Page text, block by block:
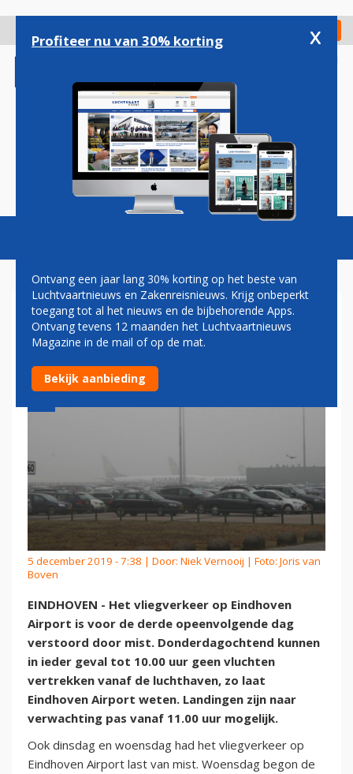
gaan
Check in
Magazine Podcasts Vacatures
VLIEGVERKEER EINDHOVEN
HEEFT WEER LAST VAN MIST
5 december 2019 - 7:38 | Door: Niek Vernooij | Foto: Joris van
Boven
EINDHOVEN - Het vliegverkeer op Eindhoven
Airport is voor de derde opeenvolgende dag
verstoord door mist. Donderdagochtend kunnen
in ieder geval tot 10.00 uur geen vluchten
vertrekken vanaf de luchthaven, zo laat
Eindhoven Airport weten. Landingen zijn naar
verwachting pas vanaf 11.00 uur mogelijk.
Ook dinsdag en woensdag had het vliegverkeer op
Eindhoven Airport last van mist. Woensdag begon de
Profiteer nu van 30% korting x
Ontvang een jaar lang 30% korting op het beste van
Luchtvaartnieuws en Zakenreisnieuws. Krijg onbeperkt
toegang tot al het nieuws en de bijbehorende Apps.
Ontvang tevens 12 maanden het Luchtvaartnieuws
Magazine in de mail of op de mat.
Bekijk aanbieding